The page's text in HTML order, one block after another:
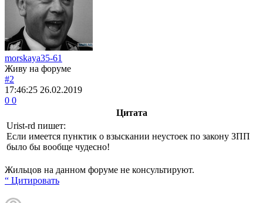
morskaya35-61
Живу на форуме
#2
17:46:25 26.02.2019
0 0
Цитата
Urist-rd пишет:
Если имеется пунктик о взыскании неустоек по закону ЗПП
было бы вообще чудесно!
Жильцов на данном форуме не консультируют.
“ Цитировать